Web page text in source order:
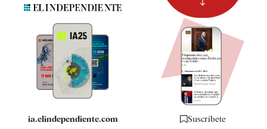
Quiénes somos
Especificaciones
ia.elindependiente.com Suscríbete